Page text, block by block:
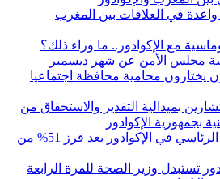
في العلاقات بين المغرب
مع الإكوادور.. ما وراء ذلك؟
مجلس الأمن عن شهر ديسمبر
يختارون محامية محافظة اجتماعيا
بميدالية التقدير والاستحقاق من
بجمهورية الإكوادور
لاسو يتصدّر الاقتراع الرئاسي في الإكوادور بعد فرز 51% من
تستبدل وزير الصحة للمرة الرابعة